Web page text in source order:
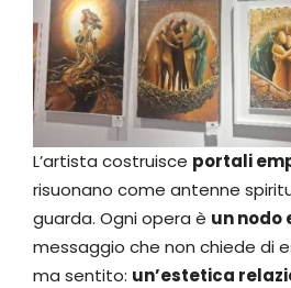
L’artista costruisce portali
risuonano come antenne
guarda. Ogni opera è un nodo
messaggio che non chiede di
ma sentito: un’estetica